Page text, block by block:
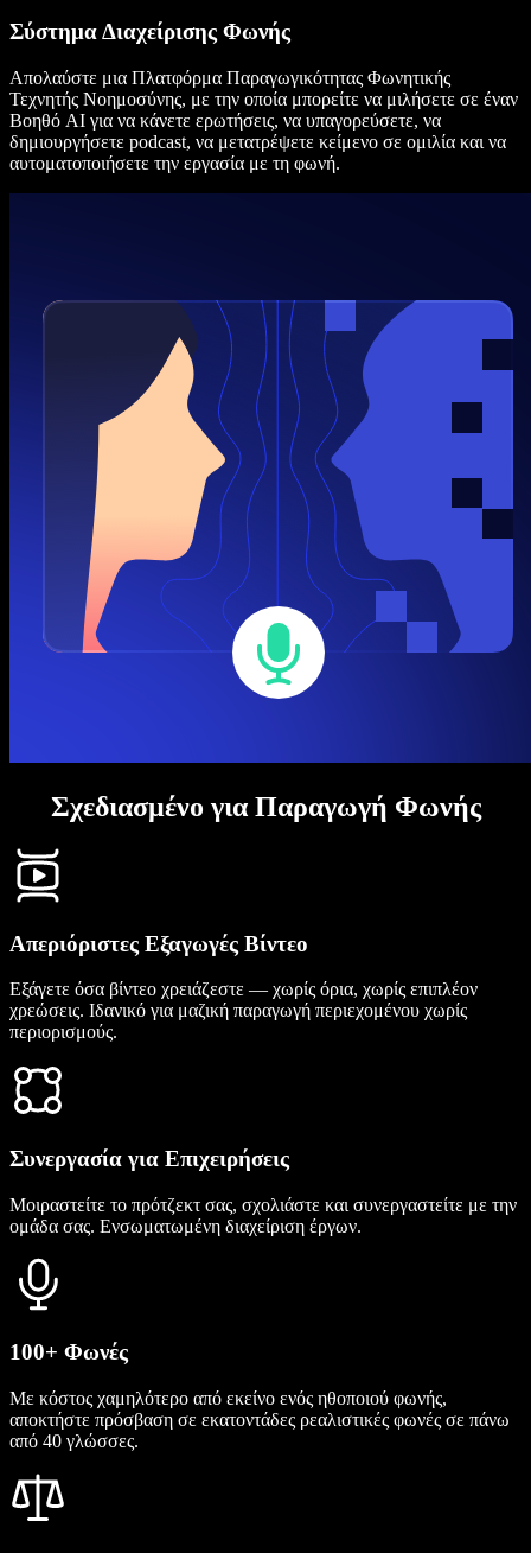
Σύστημα Διαχείρισης Φωνής
Απολαύστε μια Πλατφόρμα Παραγωγικότητας Φωνητικής
Τεχνητής Νοημοσύνης, με την οποία μπορείτε να μιλήσετε σε έναν
Βοηθό AI για να κάνετε ερωτήσεις, να υπαγορεύσετε, να
δημιουργήσετε podcast, να μετατρέψετε κείμενο σε ομιλία και να
αυτοματοποιήσετε την εργασία με τη φωνή.
Σχεδιασμένο για Παραγωγή Φωνής
Απεριόριστες Εξαγωγές Βίντεο
Εξάγετε όσα βίντεο χρειάζεστε — χωρίς όρια, χωρίς επιπλέον
χρεώσεις. Ιδανικό για μαζική παραγωγή περιεχομένου χωρίς
περιορισμούς.
Συνεργασία για Επιχειρήσεις
Μοιραστείτε το πρότζεκτ σας, σχολιάστε και συνεργαστείτε με την
ομάδα σας. Ενσωματωμένη διαχείριση έργων.
100+ Φωνές
Με κόστος χαμηλότερο από εκείνο ενός ηθοποιού φωνής,
αποκτήστε πρόσβαση σε εκατοντάδες ρεαλιστικές φωνές σε πάνω
από 40 γλώσσες.